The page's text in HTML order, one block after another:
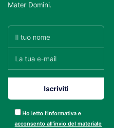
Mater Domini.
Ho letto l’informativa e
acconsento all’invio del materiale